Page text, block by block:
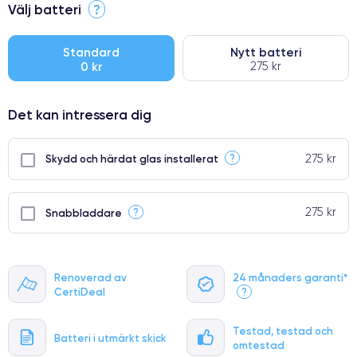
Renoverad av
CertiDeal
24 månaders garanti*
?
Batteri i utmärkt skick
Testad, testad och
omtestad
Välj batteri ?
Standard
0 kr
Nytt batteri
275 kr
Det kan intressera dig
Skydd och härdat glas installerat ? 275 kr
Snabbladdare ? 275 kr